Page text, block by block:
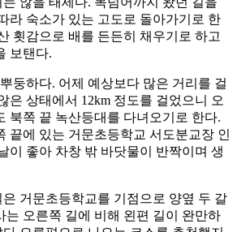
라 숙소가 있는 고도로 돌아가기로 한
횟감으로 배를 든든히 채우기로 하고
보탠다.
둥하다. 어제 예상보다 많은 거리를 걸
은 상태에서 12km 정도를 걸었으니 오
북쪽 끝 녹산등대를 다녀오기로 한다.
끝에 있는 거문초등학교 서도분교장 인
이 좋아 차창 밖 바닷물이 반짝이며 생
거문초등학교를 기점으로 양옆 두 갈
는 오른쪽 길에 비해 왼편 길이 완만하